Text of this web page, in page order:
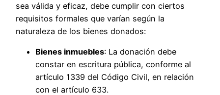
sea válida y eficaz, debe cumplir con ciertos
requisitos formales que varían según la
naturaleza de los bienes donados:
Bienes inmuebles: La donación debe
constar en escritura pública, conforme al
artículo 1339 del Código Civil, en relación
con el artículo 633.